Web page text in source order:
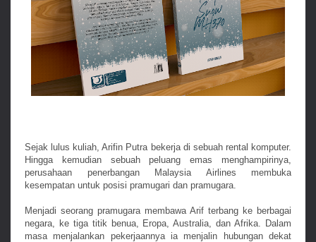
Sejak lulus kuliah, Arifin Putra bekerja di sebuah rental komputer.
Hingga kemudian sebuah peluang emas menghampirinya,
perusahaan penerbangan Malaysia Airlines membuka
kesempatan untuk posisi pramugari dan pramugara.
Menjadi seorang pramugara membawa Arif terbang ke berbagai
negara, ke tiga titik benua, Eropa, Australia, dan Afrika. Dalam
masa menjalankan pekerjaannya ia menjalin hubungan dekat